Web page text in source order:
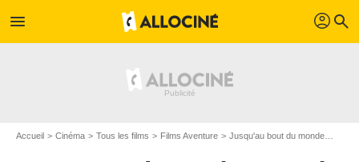
menu profil search
Accueil Cinéma Tous les films Films Aventure Jusqu'au bout du monde